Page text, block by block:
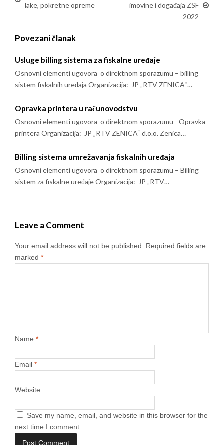
lake, pokretne opreme
imovine i događaja ZSF
2022
Povezani članak
Usluge billing sistema za fiskalne uređaje
Osnovni elementi ugovora o direktnom sporazumu – billing
sistem fiskalnih uređaja Organizacija: JP „RTV ZENICA“…
Opravka printera u računovodstvu
Osnovni elementi ugovora o direktnom sporazumu - Opravka
printera Organizacija: JP „RTV ZENICA“ d.o.o. Zenica…
Billing sistema umrežavanja fiskalnih uređaja
Osnovni elementi ugovora o direktnom sporazumu – Billing
sistem za fiskalne uređaje Organizacija: JP „RTV…
Leave a Comment
Your email address will not be published.
Required fields are
marked *
Name *
Email *
Website
Save my name, email, and website in this browser for the
next time I comment.